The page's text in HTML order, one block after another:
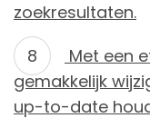
zoekresultaten.
Met een
gemakkelijk
up-to-date